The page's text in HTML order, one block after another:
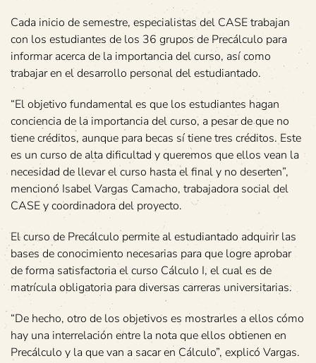
Cada inicio de semestre, especialistas del CASE trabajan
con los estudiantes de los 36 grupos de Precálculo para
informar acerca de la importancia del curso, así como
trabajar en el desarrollo personal del estudiantado.
“El objetivo fundamental es que los estudiantes hagan
conciencia de la importancia del curso, a pesar de que no
tiene créditos, aunque para becas sí tiene tres créditos. Este
es un curso de alta dificultad y queremos que ellos vean la
necesidad de llevar el curso hasta el final y no deserten”,
mencionó Isabel Vargas Camacho, trabajadora social del
CASE y coordinadora del proyecto.
El curso de Precálculo permite al estudiantado adquirir las
bases de conocimiento necesarias para que logre aprobar
de forma satisfactoria el curso Cálculo I, el cual es de
matrícula obligatoria para diversas carreras universitarias.
“De hecho, otro de los objetivos es mostrarles a ellos cómo
hay una interrelación entre la nota que ellos obtienen en
Precálculo y la que van a sacar en Cálculo”, explicó Vargas.